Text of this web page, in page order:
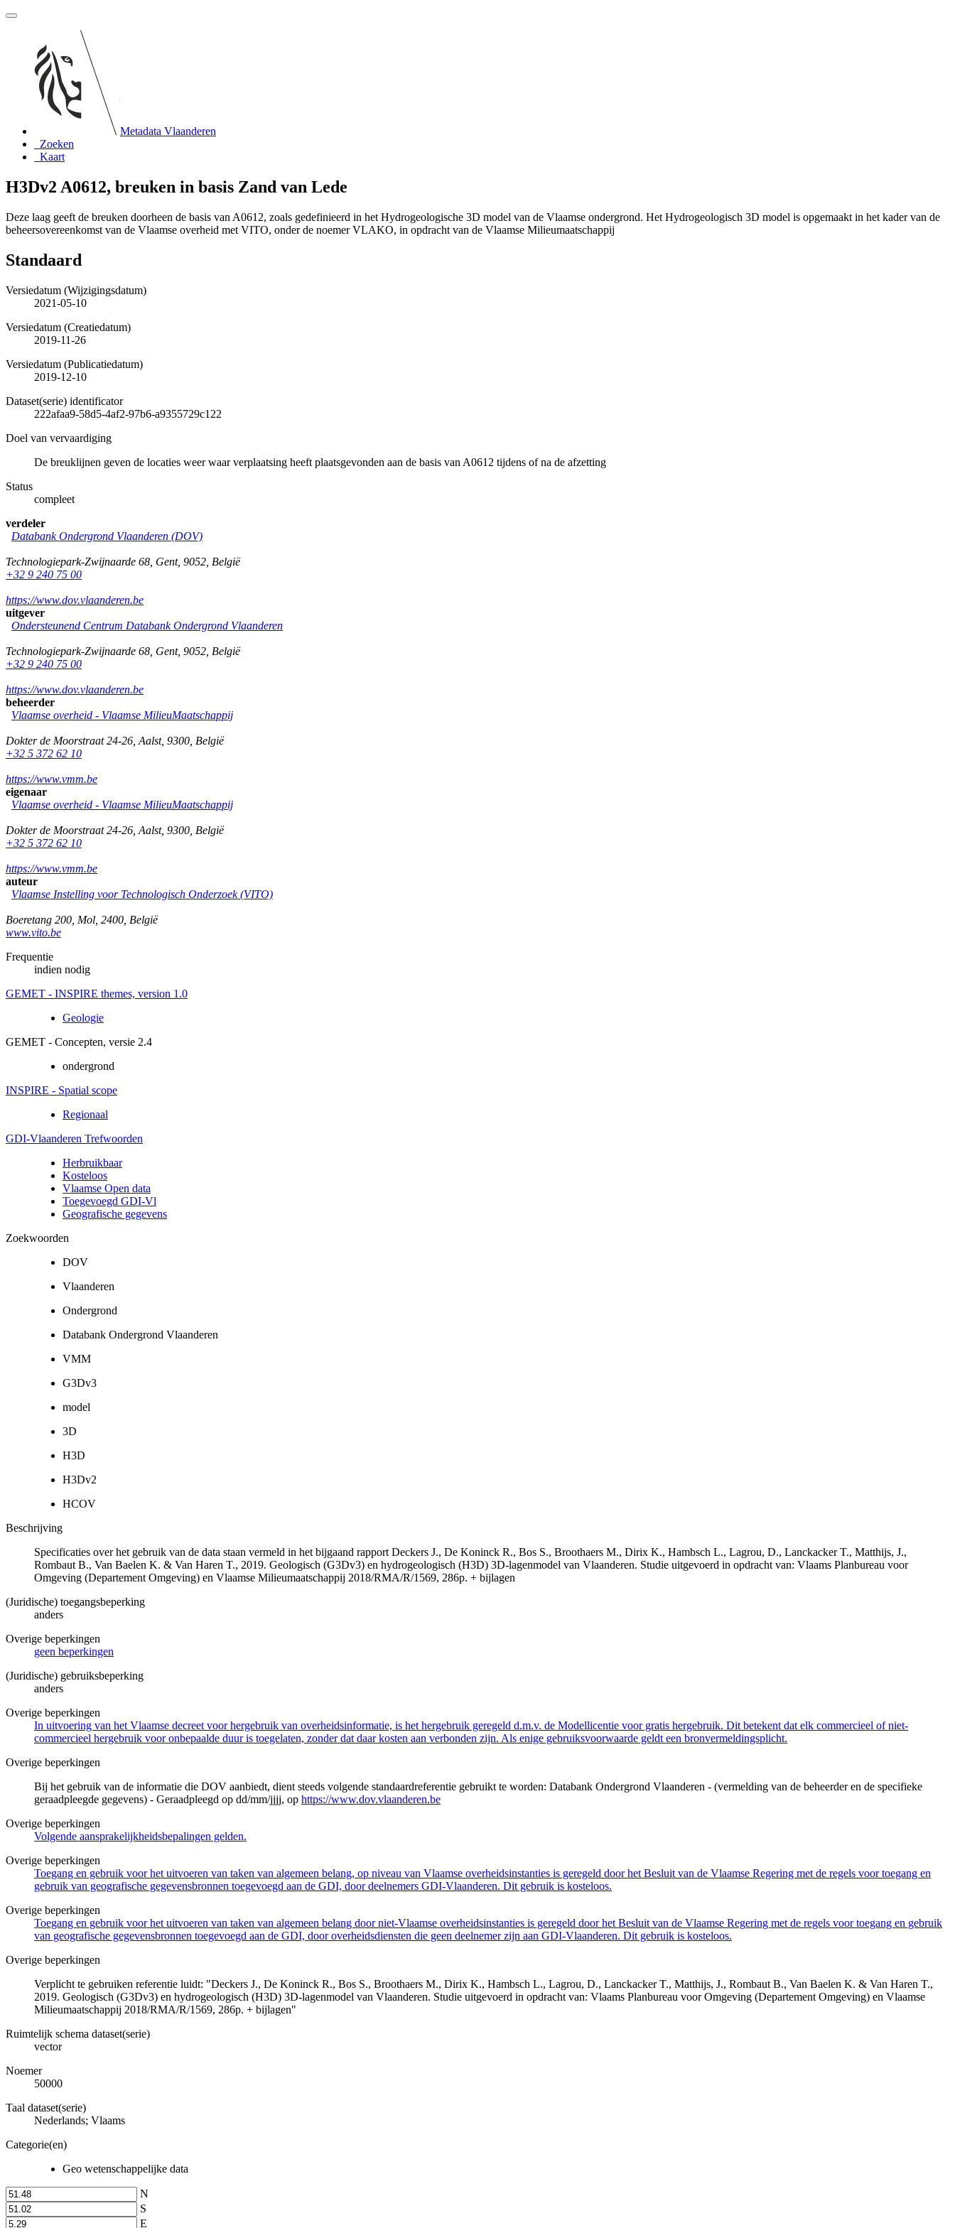
Metadata Vlaanderen
Zoeken
Kaart
H3Dv2 A0612, breuken in basis Zand van Lede
Deze laag geeft de breuken doorheen de basis van A0612, zoals gedefinieerd in het Hydrogeologische 3D model van de Vlaamse ondergrond. Het Hydrogeologisch 3D model is opgemaakt in het kader van de
beheersovereenkomst van de Vlaamse overheid met VITO, onder de noemer VLAKO, in opdracht van de Vlaamse Milieumaatschappij
Standaard
Versiedatum (Wijzigingsdatum)
2021-05-10
Versiedatum (Creatiedatum)
2019-11-26
Versiedatum (Publicatiedatum)
2019-12-10
Dataset(serie) identificator
222afaa9-58d5-4af2-97b6-a9355729c122
Doel van vervaardiging
De breuklijnen geven de locaties weer waar verplaatsing heeft plaatsgevonden aan de basis van A0612 tijdens of na de afzetting
Status
compleet
verdeler
Databank Ondergrond Vlaanderen (DOV)
Technologiepark-Zwijnaarde 68 Gent, 9052 België
+32 9 240 75 00
https://www.dov.vlaanderen.be
uitgever
Ondersteunend Centrum Databank Ondergrond Vlaanderen
Technologiepark-Zwijnaarde 68 Gent, 9052 België
+32 9 240 75 00
https://www.dov.vlaanderen.be
beheerder
Vlaamse overheid - Vlaamse MilieuMaatschappij
Dokter de Moorstraat 24-26 Aalst, 9300 België
+32 5 372 62 10
https://www.vmm.be
eigenaar
Vlaamse overheid - Vlaamse MilieuMaatschappij
Dokter de Moorstraat 24-26 Aalst, 9300 België
+32 5 372 62 10
https://www.vmm.be
auteur
Vlaamse Instelling voor Technologisch Onderzoek (VITO)
Boeretang 200 Mol 2400 België
www.vito.be
Frequentie
indien nodig
GEMET - INSPIRE themes, version 1.0
Geologie
GEMET - Concepten, versie 2.4
ondergrond
INSPIRE - Spatial scope
Regionaal
GDI-Vlaanderen Trefwoorden
Herbruikbaar
Kosteloos
Vlaamse Open data
Toegevoegd GDI-Vl
Geografische gegevens
Zoekwoorden
DOV
Vlaanderen
Ondergrond
Databank Ondergrond Vlaanderen
VMM
G3Dv3
model
3D
H3D
H3Dv2
HCOV
Beschrijving
Specificaties over het gebruik van de data staan vermeld in het bijgaand rapport Deckers J., De Koninck R., Bos S., Broothaers M., Dirix K., Hambsch L., Lagrou, D., Lanckacker T., Matthijs, J.,
Rombaut B., Van Baelen K. & Van Haren T., 2019. Geologisch (G3Dv3) en hydrogeologisch (H3D) 3D-lagenmodel van Vlaanderen. Studie uitgevoerd in opdracht van: Vlaams Planbureau voor
Omgeving (Departement Omgeving) en Vlaamse Milieumaatschappij 2018/RMA/R/1569, 286p. + bijlagen
(Juridische) toegangsbeperking
anders
Overige beperkingen
geen beperkingen
(Juridische) gebruiksbeperking
anders
Overige beperkingen
In uitvoering van het Vlaamse decreet voor hergebruik van overheidsinformatie, is het hergebruik geregeld d.m.v. de Modellicentie voor gratis hergebruik. Dit betekent dat elk commercieel of niet-
commercieel hergebruik voor onbepaalde duur is toegelaten, zonder dat daar kosten aan verbonden zijn. Als enige gebruiksvoorwaarde geldt een bronvermeldingsplicht.
Overige beperkingen
Bij het gebruik van de informatie die DOV aanbiedt, dient steeds volgende standaardreferentie gebruikt te worden: Databank Ondergrond Vlaanderen - (vermelding van de beheerder en de specifieke
geraadpleegde gegevens) - Geraadpleegd op dd/mm/jjjj, op https://www.dov.vlaanderen.be
Overige beperkingen
Volgende aansprakelijkheidsbepalingen gelden.
Overige beperkingen
Toegang en gebruik voor het uitvoeren van taken van algemeen belang, op niveau van Vlaamse overheidsinstanties is geregeld door het Besluit van de Vlaamse Regering met de regels voor toegang en
gebruik van geografische gegevensbronnen toegevoegd aan de GDI, door deelnemers GDI-Vlaanderen. Dit gebruik is kosteloos.
Overige beperkingen
Toegang en gebruik voor het uitvoeren van taken van algemeen belang door niet-Vlaamse overheidsinstanties is geregeld door het Besluit van de Vlaamse Regering met de regels voor toegang en gebruik
van geografische gegevensbronnen toegevoegd aan de GDI, door overheidsdiensten die geen deelnemer zijn aan GDI-Vlaanderen. Dit gebruik is kosteloos.
Overige beperkingen
Verplicht te gebruiken referentie luidt: "Deckers J., De Koninck R., Bos S., Broothaers M., Dirix K., Hambsch L., Lagrou, D., Lanckacker T., Matthijs, J., Rombaut B., Van Baelen K. & Van Haren T.,
2019. Geologisch (G3Dv3) en hydrogeologisch (H3D) 3D-lagenmodel van Vlaanderen. Studie uitgevoerd in opdracht van: Vlaams Planbureau voor Omgeving (Departement Omgeving) en Vlaamse
Milieumaatschappij 2018/RMA/R/1569, 286p. + bijlagen"
Ruimtelijk schema dataset(serie)
vector
Noemer
50000
Taal dataset(serie)
Nederlands; Vlaams
Categorie(en)
Geo wetenschappelijke data
N
S
E